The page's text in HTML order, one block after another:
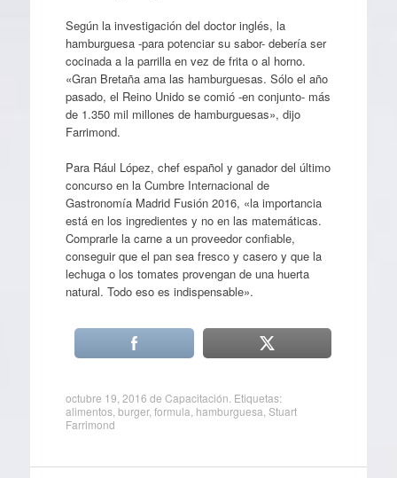
Según la investigación del doctor inglés, la
hamburguesa -para potenciar su sabor- debería ser
cocinada a la parrilla en vez de frita o al horno.
«Gran Bretaña ama las hamburguesas. Sólo el año
pasado, el Reino Unido se comió -en conjunto- más
de 1.350 mil millones de hamburguesas», dijo
Farrimond.
Para Rául López, chef español y ganador del último
concurso en la Cumbre Internacional de
Gastronomía Madrid Fusión 2016, «la importancia
está en los ingredientes y no en las matemáticas.
Comprarle la carne a un proveedor confiable,
conseguir que el pan sea fresco y casero y que la
lechuga o los tomates provengan de una huerta
natural. Todo eso es indispensable».
octubre 19, 2016 de Capacitación . Etiquetas:
alimentos, burger, formula hamburguesa Stuart
Farrimond